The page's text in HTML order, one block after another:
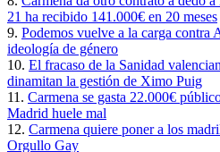
21 ha recibido 141.000€ en 20 meses
9. Podemos vuelve a la carga contra
ideología de género
10. El fracaso de la Sanidad
dinamitan la gestión de Ximo Puig
11. Carmena se gasta 22.000€
Madrid huele mal
12. Carmena quiere poner a los
Orgullo Gay